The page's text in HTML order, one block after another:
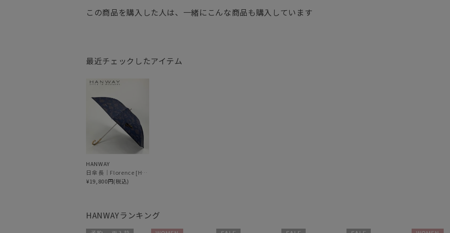
この商品を購入した人は、一緒にこんな商品も購入しています
最近チェックしたアイテム
HANWAY
日傘 長｜Florence [HANWAY]
¥19,800円(税込)
HANWAYランキング